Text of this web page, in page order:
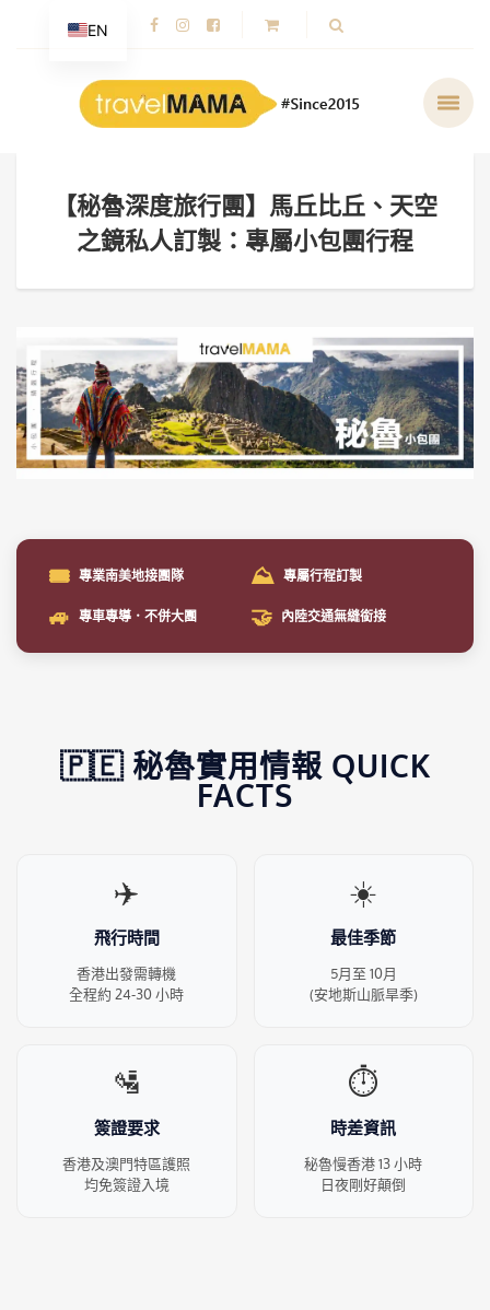
【秘魯深度旅行團】馬丘比丘、天空
之鏡私人訂製：專屬小包團行程
🎟️ 專業南美地接團隊 ⛰️ 專屬行程訂製
🚙 專車專導．不併大團 🤝 內陸交通無縫銜接
🇵🇪 秘魯實用情報 QUICK
FACTS
✈️
飛行時間
香港出發需轉機
全程約 24-30 小時
☀️
最佳季節
5月至 10月
(安地斯山脈旱季)
🛂
簽證要求
香港及澳門特區護照
均免簽證入境
⏱️
時差資訊
秘魯慢香港 13 小時
日夜剛好顛倒
EN